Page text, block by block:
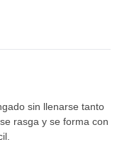
sin llenarse tanto
rasga y se forma con